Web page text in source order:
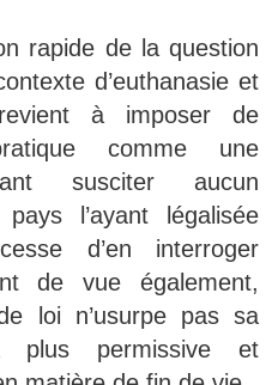
rapide de la question
d’euthanasie et
à imposer de
comme une
susciter aucun
l’ayant légalisée
d’en interroger
de vue également,
loi n’usurpe pas sa
plus permissive et